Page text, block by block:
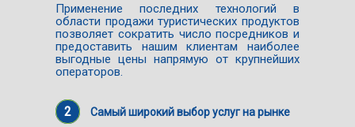
Применение последних технологий в
области продажи туристических продуктов
позволяет сократить число посредников и
предоставить нашим клиентам наиболее
выгодные цены напрямую от крупнейших
операторов.
2 Самый широкий выбор услуг на рынке